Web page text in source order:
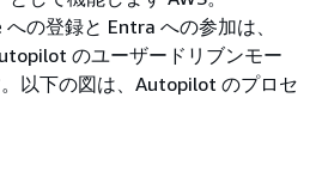
の登録と Entra への参加は、
のユーザードリブンモー
以下の図は、Autopilot のプロセ